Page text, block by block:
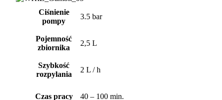
Ciśnienie
pompy
3.5 bar
Pojemność
zbiornika
2,5 L
Szybkość
rozpylania
2 L / h
Czas pracy 40 – 100 min.